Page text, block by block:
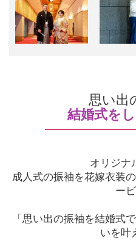
思い出
結婚式を
オリジナ
成人式の振袖を花嫁衣装
ービ
「思い出の振袖を結婚式
いを叶